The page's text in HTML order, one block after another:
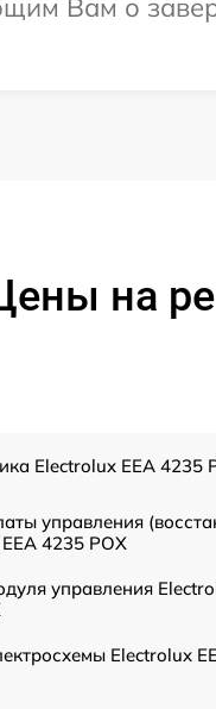
Вам о
на
Electrolux EEA 4235
управления
4235 POX
управления
Electrolux